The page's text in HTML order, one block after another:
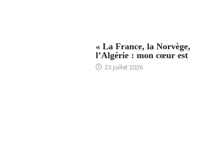
« La France, la Norvège,
l’Algérie : mon cœur est
23 juillet 2026